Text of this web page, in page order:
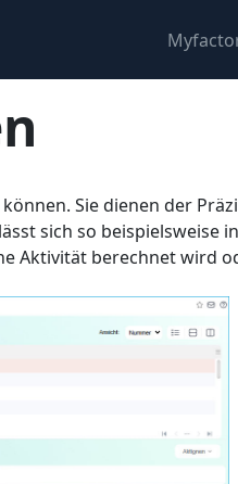
Sie dienen der
sich so beispielsweise
Aktivität berechnet wird